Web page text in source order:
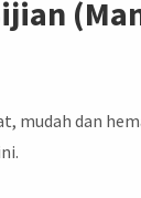
mudah dan